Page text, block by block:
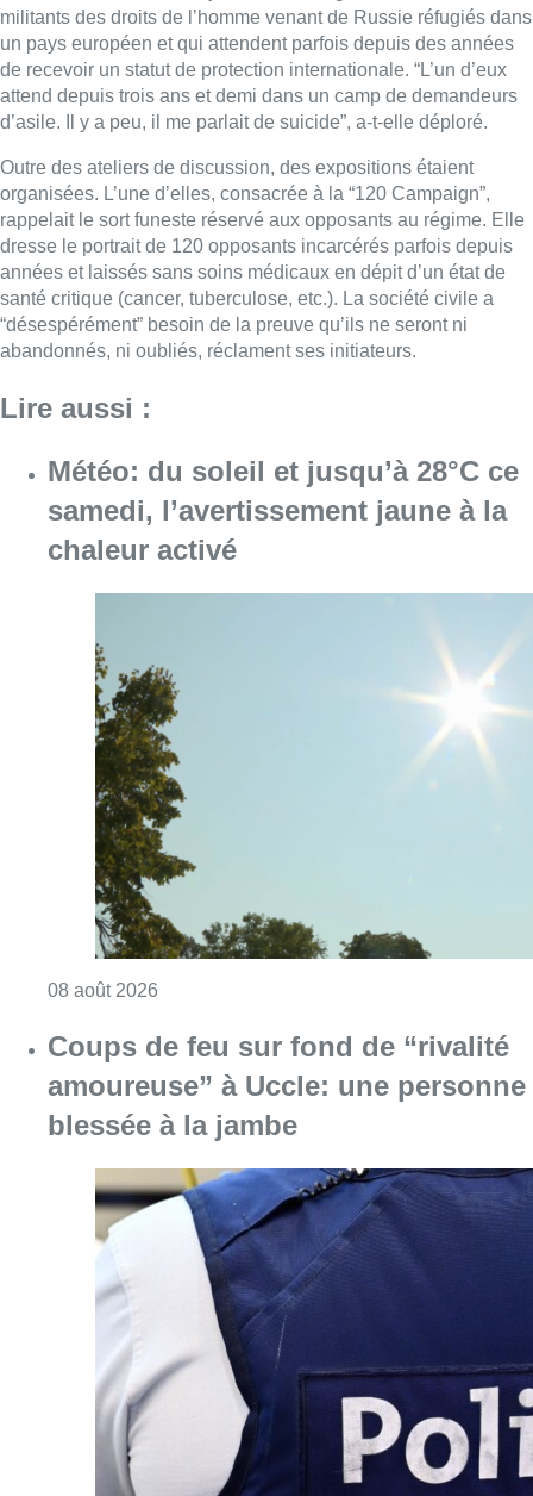
militants des droits de l’homme venant de Russie réfugiés dans
un pays européen et qui attendent parfois depuis des années
de recevoir un statut de protection internationale. “L’un d’eux
attend depuis trois ans et demi dans un camp de demandeurs
d’asile. Il y a peu, il me parlait de suicide”, a-t-elle déploré.
Outre des ateliers de discussion, des expositions étaient
organisées. L’une d’elles, consacrée à la “120 Campaign”,
rappelait le sort funeste réservé aux opposants au régime. Elle
dresse le portrait de 120 opposants incarcérés parfois depuis
années et laissés sans soins médicaux en dépit d’un état de
santé critique (cancer, tuberculose, etc.). La société civile a
“désespérément” besoin de la preuve qu’ils ne seront ni
abandonnés, ni oubliés, réclament ses initiateurs.
Lire aussi :
Météo: du soleil et jusqu’à 28°C ce
samedi, l’avertissement jaune à la
chaleur activé
08 août 2026
Coups de feu sur fond de “rivalité
amoureuse” à Uccle: une personne
blessée à la jambe